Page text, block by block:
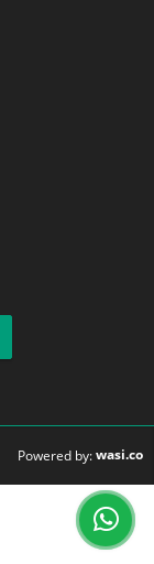
Powered by:wasi.co